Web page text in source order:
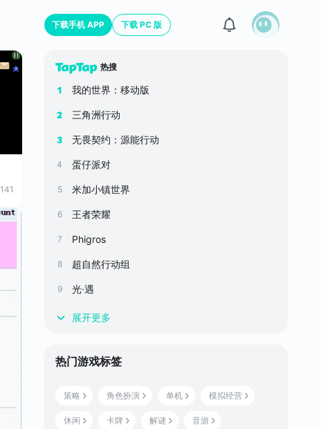
141
下载手机 APP 下载 PC 版
热搜
1 我的世界：移动版
2 三角洲行动
3 无畏契约：源能行动
4 蛋仔派对
5 米加小镇世界
6 王者荣耀
7 Phigros
8 超自然行动组
9 光·遇
展开更多
热门游戏标签
策略 角色扮演 单机 模拟经营
休闲 卡牌 解谜 音游